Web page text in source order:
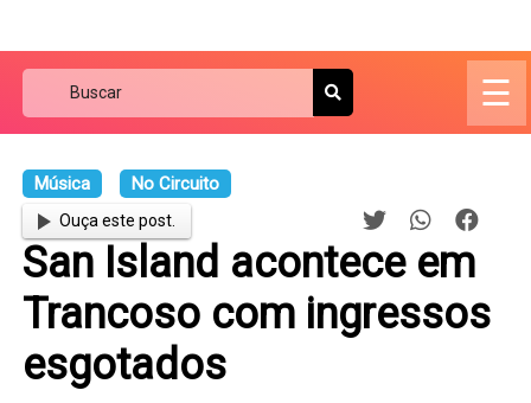
☰
Música No Circuito
Ouça este post.
San Island acontece em
Trancoso com ingressos
esgotados